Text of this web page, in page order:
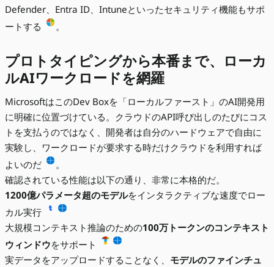
Defender、Entra ID、Intuneといったセキュリティ機能もサポ
ートする
。
プロトタイピングから本番まで、ローカ
ルAIワークロードを網羅
MicrosoftはこのDev Boxを「ローカルファースト」のAI開発用
に明確に位置づけている。クラウドのAPI呼び出しのたびにコス
トを支払うのではなく、開発者は自分のハードウェアで自由に
実験し、ワークロードが要求する時だけクラウドを利用すれば
よいのだ
。
確認されている性能は以下の通り、非常に本格的だ。
1200億パラメータ超のモデルをインタラクティブな速度でロー
カル実行
大規模コンテキスト推論のための100万トークンのコンテキスト
ウィンドウをサポート
実データをアップロードすることなく、 モデルのファインチュ